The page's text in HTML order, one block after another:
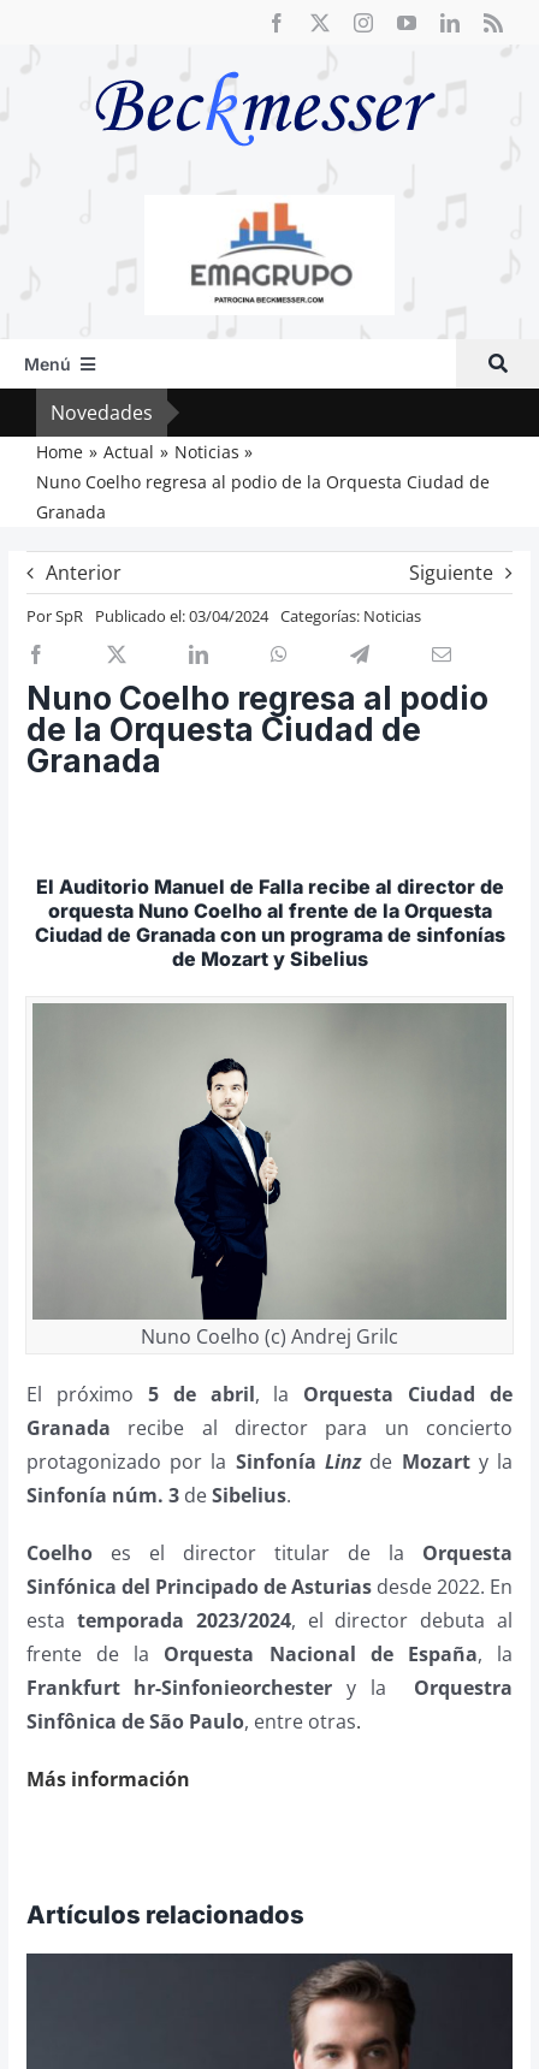
Menú
Inicio
Actual
Artículos
Previos de ópera
Entrevistas
Recomendación
Cosas de Beckmesser
Nosotros y privacidad
Buscar:
Novedades
Home Actual
Noticias
Nuno Coelho regresa al podio de la Orquesta Ciudad de
Granada
Anterior Siguiente
PorSpR Publicado el: 03/04/2024 Categorías: Noticias
Nuno Coelho regresa al podio
de la Orquesta Ciudad de
Granada
El Auditorio Manuel de Falla recibe al director de
orquesta Nuno Coelho al frente de la Orquesta
Ciudad de Granada con un programa de sinfonías
de Mozart y Sibelius
Nuno Coelho (c) Andrej Grilc
El próximo 5 de abril, la Orquesta Ciudad de
Granada recibe al director para un concierto
protagonizado por la SinfoníaLinzde Mozarty la
Sinfonía núm. 3deSibelius.
Coelhoes el director titular de la Orquesta
Sinfónica del Principado de Asturias desde 2022. En
esta temporada 2023/2024, el director debuta al
frente de la Orquesta Nacional de España, la
Frankfurt hr-Sinfonieorchester y la Orquestra
Sinfônica de Sao Paulo, entre otras.
Más información
Artículos relacionados